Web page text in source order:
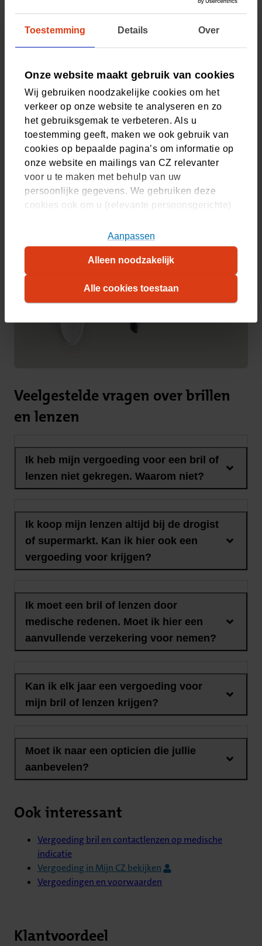
Toestemming Details Over
Onze website maakt gebruik van cookies
Wij gebruiken noodzakelijke cookies om het
verkeer op onze website te analyseren en zo
het gebruiksgemak te verbeteren. Als u
toestemming geeft, maken we ook gebruik van
cookies op bepaalde pagina’s om informatie op
onze website en mailings van CZ relevanter
voor u te maken met behulp van uw
persoonlijke gegevens. We gebruiken deze
cookies ook om u (relevante persoonsgerichte)
U kunt akkoord gaan met het plaatsen van alle
cookies, alleen noodzakelijke cookies, of uw
cookie-instellingen zelf aanpassen. Meer
informatie over hoe wij cookies gebruiken, vindt
cookiestatement. Wilt u weten welke
cookies we plaatsen, kijk dan in onsoverzicht.
Alle cookies toestaan
Aanpassen
Alleen noodzakelijk
Korting op brillen en lenzen
U kiest zelf uw opticien. Wilt u korting? Bij sommige
Zoals bij Eye Wish, Pearle of Specsavers.
Ontdek uw korting
Veelgestelde vragen over brillen
en lenzen
Ik heb mijn vergoeding voor een bril of
lenzen niet gekregen. Waarom niet?
Ik koop mijn lenzen altijd bij de drogist
of supermarkt. Kan ik hier ook een
vergoeding voor krijgen?
Ik moet een bril of lenzen door
medische redenen. Moet ik hier een
aanvullende verzekering voor nemen?
Kan ik elk jaar een vergoeding voor
mijn bril of lenzen krijgen?
Moet ik naar een opticien die jullie
aanbevelen?
Ook interessant
Vergoeding bril en contactlenzen op medische
indicatie
Vergoeding in Mijn CZ bekijken
Vergoedingen en voorwaarden
Klantvoordeel